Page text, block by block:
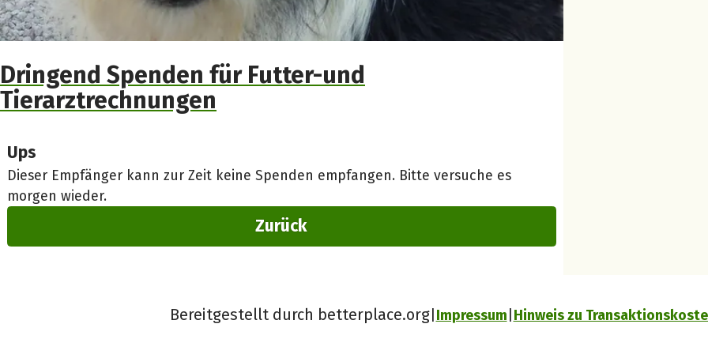
Dringend Spenden für Futter-und
Tierarztrechnungen
Ups
Dieser Empfänger kann zur Zeit keine Spenden empfangen. Bitte versuche es
morgen wieder.
Zurück
Bereitgestellt durch betterplace.org Impressum Hinweis zu